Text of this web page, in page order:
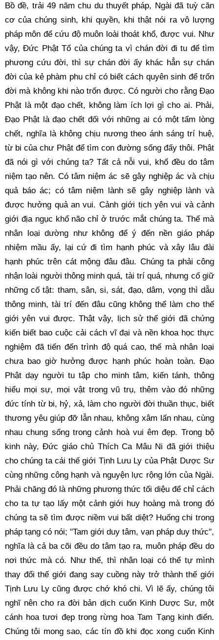
Bồ đề, trải 49 năm chu du thuyết pháp, Ngài đã tuỳ căn
cơ của chúng sinh, khi quyền, khi thật nói ra vô lượng
pháp môn để cứu độ muôn loài thoát khổ, được vui. Như
vậy, Đức Phật Tổ của chúng ta vì chán đời đi tu để tìm
phương cứu đời, thì sự chán đời ấy khác hẳn sự chán
đời của kẻ phàm phu chỉ có biết cách quyên sinh để trốn
đời mà không khi nào trốn được. Có người cho rằng Đạo
Phật là một đạo chết, không làm ích lợi gì cho ai. Phải,
Đạo Phật là đạo chết đối với những ai có một tấm lòng
chết, nghĩa là không chịu nương theo ánh sáng trí huệ,
từ bi của chư Phật để tìm con đường sống đấy thôi. Phật
đã nói gì với chúng ta? Tất cả nỗi vui, khổ đều do tâm
niệm tạo nên. Có tâm niệm ác sẽ gây nghiệp ác và chịu
quả báo ác; có tâm niệm lành sẽ gây nghiệp lành và
được hưởng quả an vui. Cảnh giới tịch yên vui và cảnh
giới địa ngục khổ não chỉ ở trước mắt chúng ta. Thế mà
nhân loại dường như không để ý đến nền giáo pháp
nhiệm mầu ấy, lại cứ đi tìm hạnh phúc và xây lâu đài
hạnh phúc trên cát mộng đâu đâu. Chúng ta phải công
nhận loài người thông minh quá, tài trí quá, nhưng cố giữ
những cố tật: tham, sân, si, sát, đạo, dâm, vọng thì dẫu
thông minh, tài trí đến đâu cũng không thể làm cho thế
giới yên vui được. Thật vậy, lịch sử thế giới đã chứng
kiến biết bao cuộc cải cách vĩ đại và nền khoa học thực
nghiệm đã tiến đến trình độ quá cao, thế mà nhân loại
chưa bao giờ hưởng được hạnh phúc hoàn toàn. Đạo
Phật dạy người tu tập cho minh tâm, kiến tánh, thông
hiểu mọi sự, mọi vật trong vũ trụ, thêm vào đó những
đức tính từ bi, hỷ, xả, làm cho người đời thuần thục, biết
thương yêu giúp đỡ lẫn nhau, không xâm lấn nhau, cùng
nhau chung sống trong cảnh hoà vui êm đẹp. Trong bộ
kinh này, Đức giáo chủ Thích Ca Mâu Ni đã giới thiệu
cho chúng ta cái thế giới Tịnh Lưu Ly của Phật Dược Sư
cùng những công hạnh và nguyện lực rộng lớn của Ngài.
Phải chăng đó là những phương thức tối diệu để chỉ cách
cho ta tự tạo lấy một cảnh giới huy hoàng mà trong đó
chúng ta sẽ tìm được niềm vui bất diệt? Huống chi trong
pháp tạng có nói; "Tam giới duy tâm, vạn pháp duy thức",
nghĩa là cả ba cõi đều do tâm tạo ra, muôn pháp đều do
nơi thức mà có. Như thế, thì nhân loại có thể tự mình
thay đổi thế giới đang say cuồng này trở thành thế giới
Tịnh Lưu Ly cũng được chớ khó chi. Vì lẽ ấy, chúng tôi
nghĩ nên cho ra đời bản dịch cuốn Kinh Dược Sư, một
cánh hoa tươi đẹp trong rừng hoa Tam Tạng kinh điển.
Chúng tôi mong sao, các tín đồ khi đọc xong cuốn Kinh